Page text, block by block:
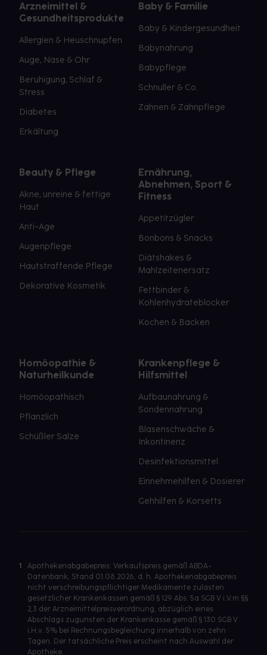
Arzneimittel &
Gesundheitsprodukte
Allergien & Heuschnupfen
Auge, Nase & Ohr
Beruhigung, Schlaf &
Stress
Diabetes
Erkältung
Baby & Familie
Baby & Kindergesundheit
Babynahrung
Babypflege
Schnuller & Co.
Zahnen & Zahnpflege
Beauty & Pflege
Akne, unreine & fettige
Haut
Anti-Age
Augenpflege
Hautstraffende Pflege
Dekorative Kosmetik
Ernährung,
Abnehmen, Sport &
Fitness
Appetitzügler
Bonbons & Snacks
Diätshakes &
Mahlzeitenersatz
Fettbinder &
Kohlenhydrateblocker
Kochen & Backen
Homöopathie &
Naturheilkunde
Homöopathisch
Pflanzlich
Schüßler Salze
Krankenpflege &
Hilfsmittel
Aufbaunahrung &
Sondennahrung
Blasenschwäche &
Inkontinenz
Desinfektionsmittel
Einnehmehilfen & Dosierer
Gehhilfen & Korsetts
1
Apothekenabgabepreis: Verkaufspreis gemäß ABDA-
Datenbank, Stand 01.08.2026, d. h. Apothekenabgabepreis
nicht verschreibungspflichtiger Medikamente zulasten
gesetzlicher Krankenkassen gemäß § 129 Abs. 5a SGB V i.V.m §§
2,3 der Arzneimittelpreisverordnung, abzüglich eines
Abschlags zugunsten der Krankenkasse gemäß § 130 SGB V
i.H.v. 5% bei Rechnungsbegleichung innerhalb von zehn
Tagen. Der tatsächliche Preis erscheint nach Auswahl der
Apotheke.